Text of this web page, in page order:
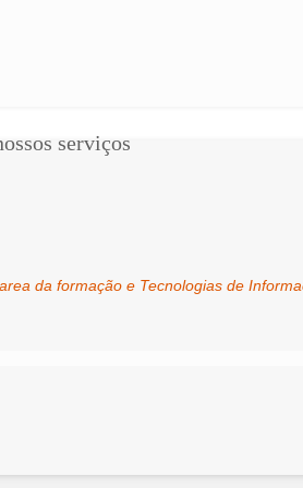
serviços
da formação e Tecnologias de